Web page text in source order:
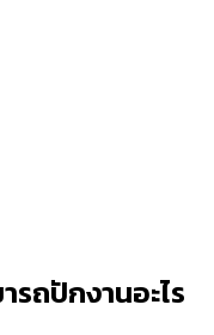
รถปักงานอะไร